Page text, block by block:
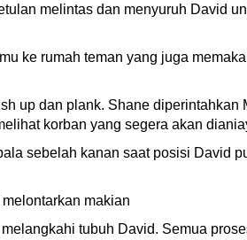
melintas dan menyuruh David
ke rumah teman yang juga
up dan plank. Shane diperintahkan
korban yang segera akan
sebelah kanan saat posisi David
makian
tubuh David. Semua